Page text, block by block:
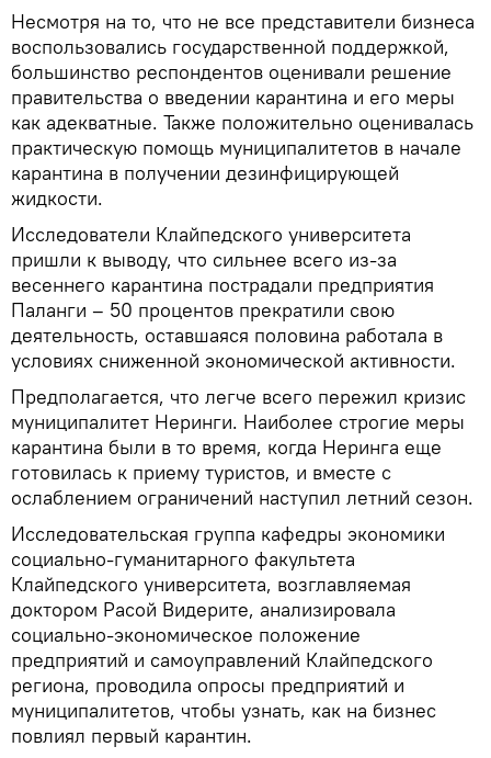
Несмотря на то, что не все представители бизнеса
воспользовались государственной поддержкой,
большинство респондентов оценивали решение
правительства о введении карантина и его меры
как адекватные. Также положительно оценивалась
практическую помощь муниципалитетов в начале
карантина в получении дезинфицирующей
жидкости.
Исследователи Клайпедского университета
пришли к выводу, что сильнее всего из-за
весеннего карантина пострадали предприятия
Паланги – 50 процентов прекратили свою
деятельность, оставшаяся половина работала в
условиях сниженной экономической активности.
Предполагается, что легче всего пережил кризис
муниципалитет Неринги. Наиболее строгие меры
карантина были в то время, когда Неринга еще
готовилась к приему туристов, и вместе с
ослаблением ограничений наступил летний сезон.
Исследовательская группа кафедры экономики
социально-гуманитарного факультета
Клайпедского университета, возглавляемая
доктором Расой Видерите, анализировала
социально-экономическое положение
предприятий и самоуправлений Клайпедского
региона, проводила опросы предприятий и
муниципалитетов, чтобы узнать, как на бизнес
повлиял первый карантин.